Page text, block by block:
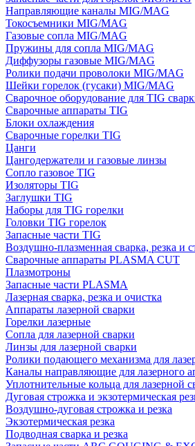
Направляющие каналы MIG/MAG
Токосъемники MIG/MAG
Газовые сопла MIG/MAG
Пружины для сопла MIG/MAG
Диффузоры газовые MIG/MAG
Ролики подачи проволоки MIG/MAG
Шейки горелок (гусаки) MIG/MAG
Сварочное оборудование для TIG
Сварочные аппараты TIG
Блоки охлаждения
Сварочные горелки TIG
Цанги
Цангодержатели и газовые линзы
Сопло газовое TIG
Изоляторы TIG
Заглушки TIG
Наборы для TIG горелки
Головки TIG горелок
Запасные части TIG
Воздушно-плазменная сварка, резка и
Сварочные аппараты PLASMA CUT
Плазмотроны
Запасные части PLASMA
Лазерная сварка, резка и очистка
Аппараты лазерной сварки
Горелки лазерные
Сопла для лазерной сварки
Линзы для лазерной сварки
Ролики подающего механизма для
Каналы направляющие для лазерного
Уплотнительные кольца для лазерной
Дуговая строжка и экзотермическая
Воздушно-дуговая строжка и резка
Экзотермическая резка
Подводная сварка и резка